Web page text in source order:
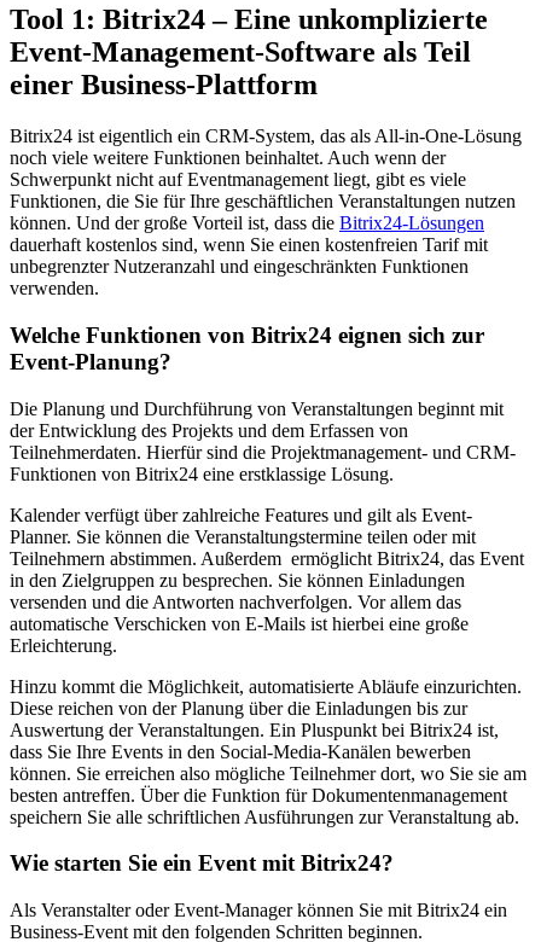
Tool 1: Bitrix24 – Eine unkomplizierte
Event-Management-Software als Teil
einer Business-Plattform
Bitrix24 ist eigentlich ein CRM-System, das als All-in-One-Lösung
noch viele weitere Funktionen beinhaltet. Auch wenn der
Schwerpunkt nicht auf Eventmanagement liegt, gibt es viele
Funktionen, die Sie für Ihre geschäftlichen Veranstaltungen nutzen
können. Und der große Vorteil ist, dass die Bitrix24-Lösungen
dauerhaft kostenlos sind, wenn Sie einen kostenfreien Tarif mit
unbegrenzter Nutzeranzahl und eingeschränkten Funktionen
verwenden.
Welche Funktionen von Bitrix24 eignen sich zur
Event-Planung?
Die Planung und Durchführung von Veranstaltungen beginnt mit
der Entwicklung des Projekts und dem Erfassen von
Teilnehmerdaten. Hierfür sind die Projektmanagement- und CRM-
Funktionen von Bitrix24 eine erstklassige Lösung.
Kalender verfügt über zahlreiche Features und gilt als Event-
Planner. Sie können die Veranstaltungstermine teilen oder mit
Teilnehmern abstimmen. Außerdem ermöglicht Bitrix24, das Event
in den Zielgruppen zu besprechen. Sie können Einladungen
versenden und die Antworten nachverfolgen. Vor allem das
automatische Verschicken von E-Mails ist hierbei eine große
Erleichterung.
Hinzu kommt die Möglichkeit, automatisierte Abläufe einzurichten.
Diese reichen von der Planung über die Einladungen bis zur
Auswertung der Veranstaltungen. Ein Pluspunkt bei Bitrix24 ist,
dass Sie Ihre Events in den Social-Media-Kanälen bewerben
können. Sie erreichen also mögliche Teilnehmer dort, wo Sie sie am
besten antreffen. Über die Funktion für Dokumentenmanagement
speichern Sie alle schriftlichen Ausführungen zur Veranstaltung ab.
Wie starten Sie ein Event mit Bitrix24?
Als Veranstalter oder Event-Manager können Sie mit Bitrix24 ein
Business-Event mit den folgenden Schritten beginnen.